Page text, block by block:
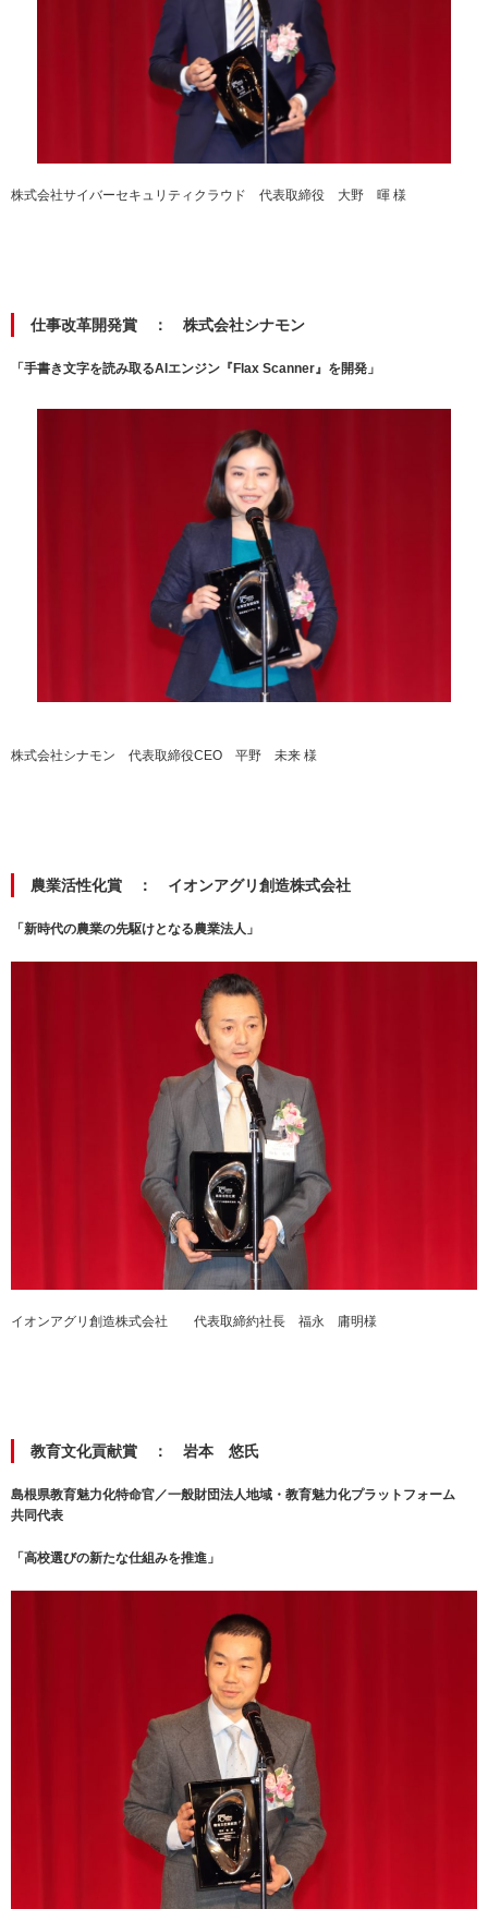
株式会社サイバーセキュリティクラウド 代表取締役 大野 暉 様
仕事改革開発賞 ： 株式会社シナモン
「手書き文字を読み取るAIエンジン『Flax Scanner』を開発」
株式会社シナモン 代表取締役CEO 平野 未来 様
農業活性化賞 ： イオンアグリ創造株式会社
「新時代の農業の先駆けとなる農業法人」
イオンアグリ創造株式会社 代表取締約社長 福永 庸明様
教育文化貢献賞 ： 岩本 悠氏
島根県教育魅力化特命官／一般財団法人地域・教育魅力化プラットフォーム
共同代表
「高校選びの新たな仕組みを推進」